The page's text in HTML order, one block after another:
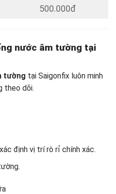
500.000đ
nước âm tường tại
tường tại Saigonfix luôn minh
theo dõi.
định vị trí rò rỉ chính xác.